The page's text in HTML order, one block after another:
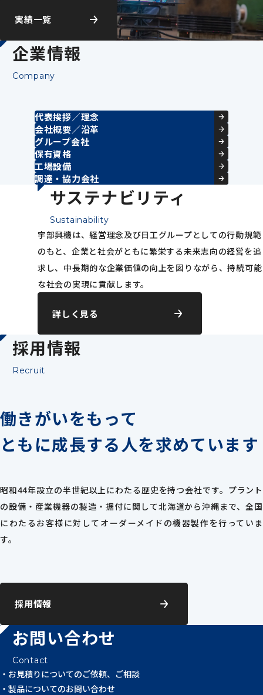
実績一覧
企業情報
Company
代表挨拶／理念
会社概要／沿革
グループ会社
保有資格
工場設備
調達・協力会社
サステナビリティ
Sustainability
宇部興機は、経営理念及び日工グループとしての行動規範
のもと、企業と社会がともに繁栄する未来志向の経営を追
求し、中長期的な企業価値の向上を図りながら、持続可能
な社会の実現に貢献します。
詳しく見る
採用情報
Recruit
働きがいをもって
ともに成長する人を求めています
昭和44年設立の半世紀以上にわたる歴史を持つ会社です。プラント
の設備・産業機器の製造・据付に関して北海道から沖縄まで、全国
にわたるお客様に対してオーダーメイドの機器製作を行っていま
す。
採用情報
お問い合わせ
Contact
お見積りについてのご依頼、ご相談
製品についてのお問い合わせ